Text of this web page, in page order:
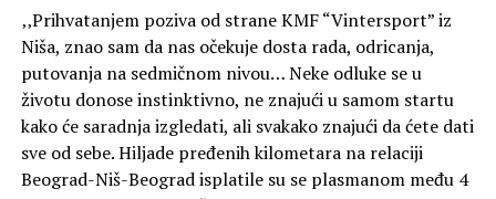
‚‚Prihvatanjem poziva od strane KMF “Vintersport” iz
Niša, znao sam da nas očekuje dosta rada, odricanja,
putovanja na sedmičnom nivou… Neke odluke se u
životu donose instinktivno, ne znajući u samom startu
kako će saradnja izgledati, ali svakako znajući da ćete dati
sve od sebe. Hiljade pređenih kilometara na relaciji
Beograd-Niš-Beograd isplatile su se plasmanom među 4